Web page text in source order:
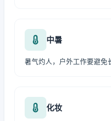
中暑
暑气灼人，户外工作要避免
化妆